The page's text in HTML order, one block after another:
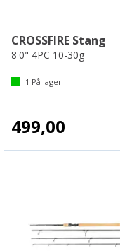
CROSSFIRE Stang
8'0" 4PC 10-30g
1 På lager
499,00